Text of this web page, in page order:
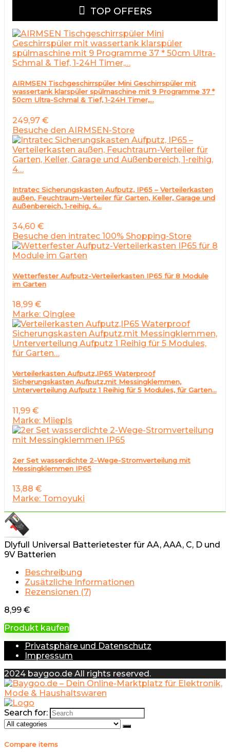
TOP OFFERS
AIRMSEN Tischgeschirrspüler Mini Geschirrspüler mit
wassertank klarspüler spülmaschine mit 9 Programme 37 *
50cm Ultra-Schmal & Tief, 1-24H Timer,…
249,97 €
Besuche den AIRMSEN-Store
Intratec Sicherungskasten Aufputz, IP65 – Verteilerkasten
außen, Feuchtraum-Verteiler für Garten, Keller, Garage und
Außenbereich, 1-reihig, 4…
34,60 €
Besuche den intratec 100% Shopping-Store
Wetterfester Aufputz-Verteilerkasten IP65 für 8 Module
im Garten
18,99 €
Marke: Qinglee
Verteilerkasten Aufputz,IP65 Waterproof
Sicherungskasten Aufputz,mit Messingklemmen,
Unterverteilung Aufputz 1 Reihig für 5 Modules, für Garten…
11,99 €
Marke: Miiepls
2er Set wasserdichte 2-Wege-Stromverteilung mit
Messingklemmen IP65
13,88 €
Marke: Tomoyuki
Dlyfull Universal Batterietester für AA, AAA, C, D und
9V Batterien
Beschreibung
Zusätzliche Informationen
Rezensionen (7)
8,99 €
Produkt kaufen
Privatsphäre und Datenschutz
Impressum
2024 baygoo.de All rights reserved.
Search for:
Compare items